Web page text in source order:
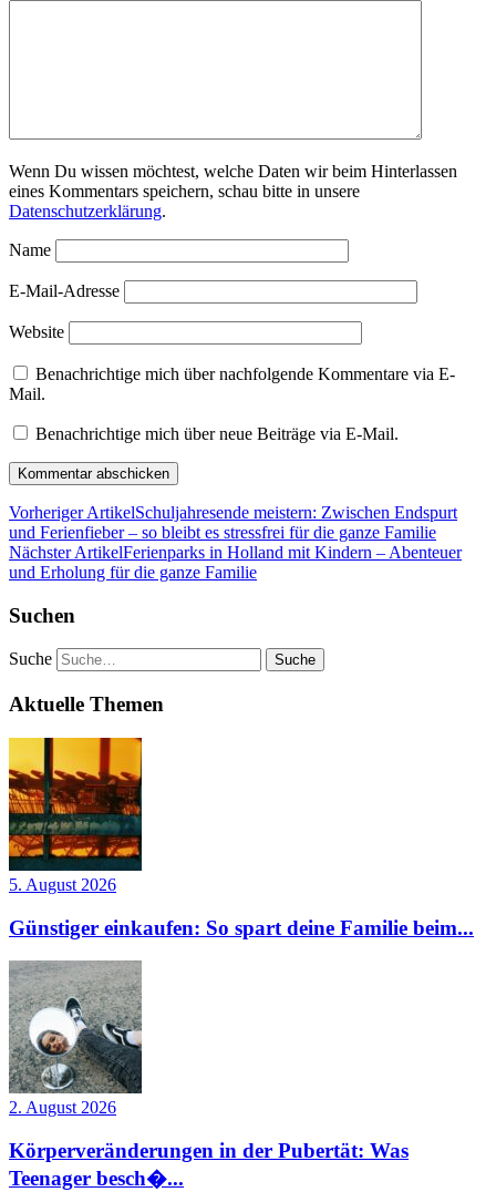
Wenn Du wissen möchtest, welche Daten wir beim Hinterlassen
eines Kommentars speichern, schau bitte in unsere
Datenschutzerklärung.
Name
E-Mail-Adresse
Website
Benachrichtige mich über nachfolgende Kommentare via E-
Mail.
Benachrichtige mich über neue Beiträge via E-Mail.
Vorheriger ArtikelSchuljahresende meistern: Zwischen Endspurt
und Ferienfieber – so bleibt es stressfrei für die ganze Familie
Nächster ArtikelFerienparks in Holland mit Kindern – Abenteuer
und Erholung für die ganze Familie
Suchen
Suche
Aktuelle Themen
5. August 2026
Günstiger einkaufen: So spart deine Familie beim...
2. August 2026
Körperveränderungen in der Pubertät: Was
Teenager besch�...